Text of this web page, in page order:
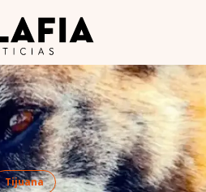
Tijuana